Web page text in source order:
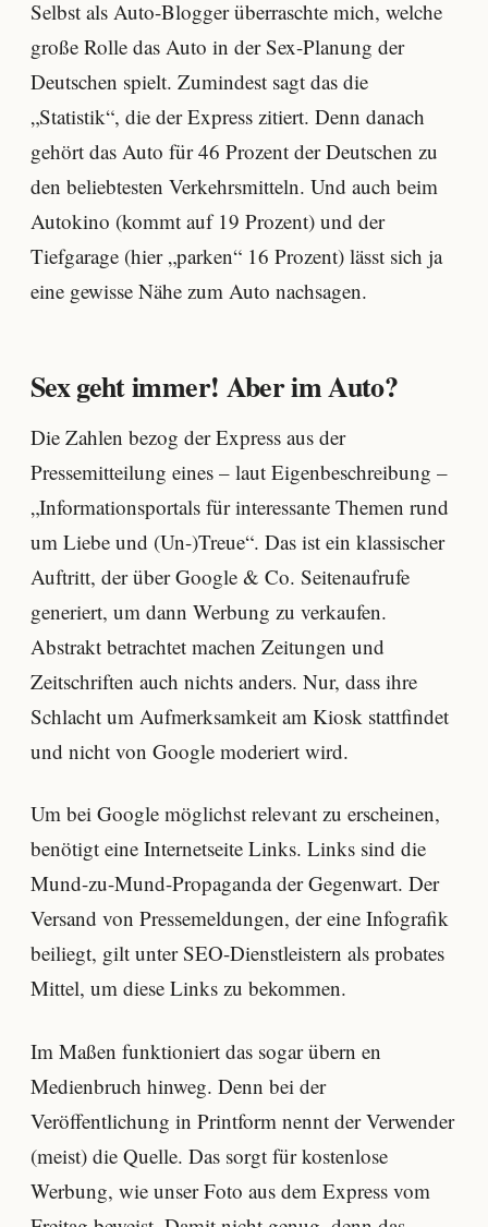
Selbst als Auto-Blogger überraschte mich, welche
große Rolle das Auto in der Sex-Planung der
Deutschen spielt. Zumindest sagt das die
„Statistik“, die der Express zitiert. Denn danach
gehört das Auto für 46 Prozent der Deutschen zu
den beliebtesten Verkehrsmitteln. Und auch beim
Autokino (kommt auf 19 Prozent) und der
Tiefgarage (hier „parken“ 16 Prozent) lässt sich ja
eine gewisse Nähe zum Auto nachsagen.
Sex geht immer! Aber im Auto?
Die Zahlen bezog der Express aus der
Pressemitteilung eines – laut Eigenbeschreibung –
„Informationsportals für interessante Themen rund
um Liebe und (Un-)Treue“. Das ist ein klassischer
Auftritt, der über Google & Co. Seitenaufrufe
generiert, um dann Werbung zu verkaufen.
Abstrakt betrachtet machen Zeitungen und
Zeitschriften auch nichts anders. Nur, dass ihre
Schlacht um Aufmerksamkeit am Kiosk stattfindet
und nicht von Google moderiert wird.
Um bei Google möglichst relevant zu erscheinen,
benötigt eine Internetseite Links. Links sind die
Mund-zu-Mund-Propaganda der Gegenwart. Der
Versand von Pressemeldungen, der eine Infografik
beiliegt, gilt unter SEO-Dienstleistern als probates
Mittel, um diese Links zu bekommen.
Im Maßen funktioniert das sogar übern en
Medienbruch hinweg. Denn bei der
Veröffentlichung in Printform nennt der Verwender
(meist) die Quelle. Das sorgt für kostenlose
Werbung, wie unser Foto aus dem Express vom